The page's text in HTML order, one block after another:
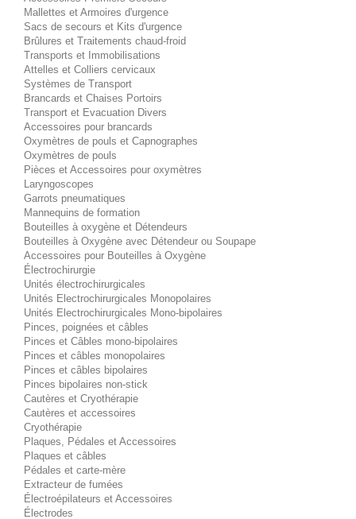
Mallettes et Armoires d'urgence
Sacs de secours et Kits d'urgence
Brûlures et Traitements chaud-froid
Transports et Immobilisations
Attelles et Colliers cervicaux
Systèmes de Transport
Brancards et Chaises Portoirs
Transport et Evacuation Divers
Accessoires pour brancards
Oxymètres de pouls et Capnographes
Oxymètres de pouls
Pièces et Accessoires pour oxymètres
Laryngoscopes
Garrots pneumatiques
Mannequins de formation
Bouteilles à oxygène et Détendeurs
Bouteilles à Oxygène avec Détendeur ou Soupape
Accessoires pour Bouteilles à Oxygène
Électrochirurgie
Unités électrochirurgicales
Unités Electrochirurgicales Monopolaires
Unités Electrochirurgicales Mono-bipolaires
Pinces, poignées et câbles
Pinces et Câbles mono-bipolaires
Pinces et câbles monopolaires
Pinces et câbles bipolaires
Pinces bipolaires non-stick
Cautères et Cryothérapie
Cautères et accessoires
Cryothérapie
Plaques, Pédales et Accessoires
Plaques et câbles
Pédales et carte-mère
Extracteur de fumées
Électroépilateurs et Accessoires
Électrodes